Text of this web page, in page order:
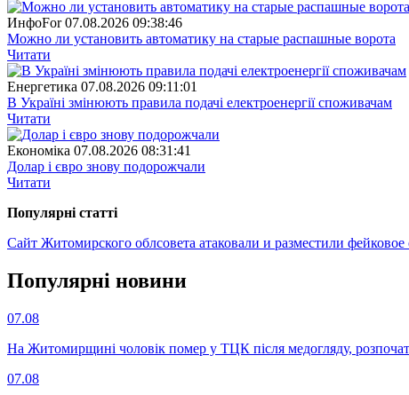
ИнфоFor 07.08.2026 09:38:46
Можно ли установить автоматику на старые распашные ворота
Читати
Енергетика 07.08.2026 09:11:01
В Україні змінюють правила подачі електроенергії споживачам
Читати
Економіка 07.08.2026 08:31:41
Долар і євро знову подорожчали
Читати
Популярнi статтi
Сайт Житомирского облсовета атаковали и разместили
Популярнi новини
07.08
На Житомирщині чоловік помер у ТЦК після медогляду,
07.08